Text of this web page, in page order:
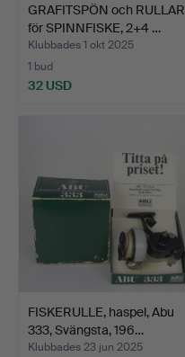
GRAFITSPÖN och RULLAR
för SPINNFISKE, 2+4 …
Klubbades 1 okt 2025
1 bud
32 USD
FISKERULLE, haspel, Abu
333, Svängsta, 196…
Klubbades 23 jun 2025